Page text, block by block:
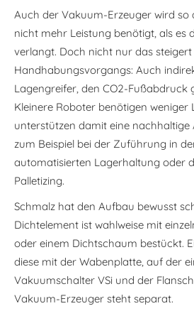
Auch der Vakuum-Erzeuger wird so
nicht mehr Leistung benötigt, als es
verlangt. Doch nicht nur das steigert
Handhabungsvorgangs: Auch
Lagengreifer, den CO2-Fußabdruck
Kleinere Roboter benötigen weniger
unterstützen damit eine nachhaltige
zum Beispiel bei der Zuführung in
automatisierten Lagerhaltung oder
Palletizing.
Schmalz hat den Aufbau bewusst
Dichtelement ist wahlweise mit
oder einem Dichtschaum bestückt.
diese mit der Wabenplatte, auf der
Vakuumschalter VSi und der
Vakuum-Erzeuger steht separat.